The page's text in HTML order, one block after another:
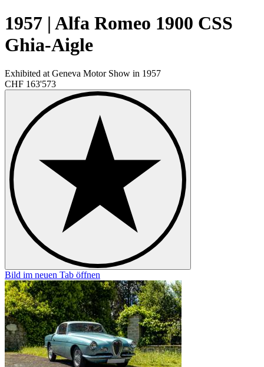
1957 | Alfa Romeo 1900 CSS
Ghia-Aigle
Exhibited at Geneva Motor Show in 1957
CHF 163'573
Bild im neuen Tab öffnen